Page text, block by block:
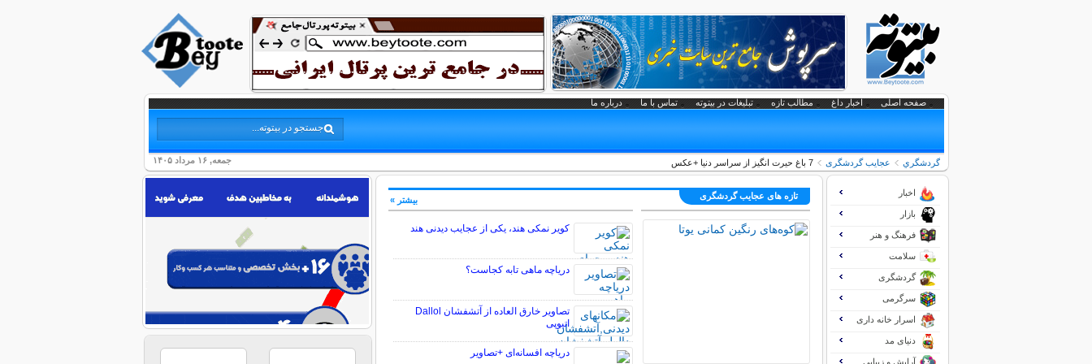
صفحه اصلی اخبار داغ مطالب تازه تبلیغات در بیتوته تماس با ما درباره ما
جمعه, ۱۶ مرداد ۱۴۰۵ گردشگري عجایب گردشگری 7 باغ حیرت انگیز از سراسر دنیا +عکس
تازه های عجایب گردشگری
کویر نمکی هند، یکی از عجایب دیدنی هند
دریاچه ماهی تابه کجاست؟
تصاویر خارق العاده از آتشفشان Dallol
اتیوپی
دریاچه افسانه‌ای +تصاویر
بیشتر »
اخبار
بازار
فرهنگ و هنر
سلامت
گردشگری
سرگرمی
اسرار خانه داری
دنیای مد
آرایش و زیبایی